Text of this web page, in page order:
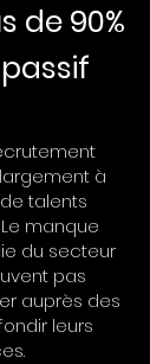
de 90%
à
talents
manque
du secteur
pas
auprès des
leurs